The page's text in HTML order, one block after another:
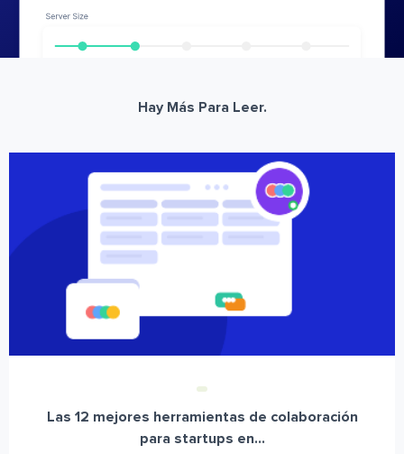
Hay Más Para Leer.
Las 12 mejores herramientas de colaboración
para startups en...